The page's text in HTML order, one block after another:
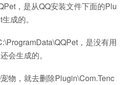
，是从QQ安装文件下面的Plu
成的。
，是没有用
会生成的。
物，就去删除Plugin\Com.Tenc